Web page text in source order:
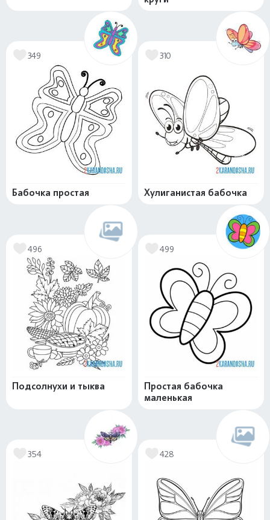
349
Бабочка простая
310
Хулиганистая бабочка
496
Подсолнухи и тыква
499
Простая бабочка
маленькая
354 428